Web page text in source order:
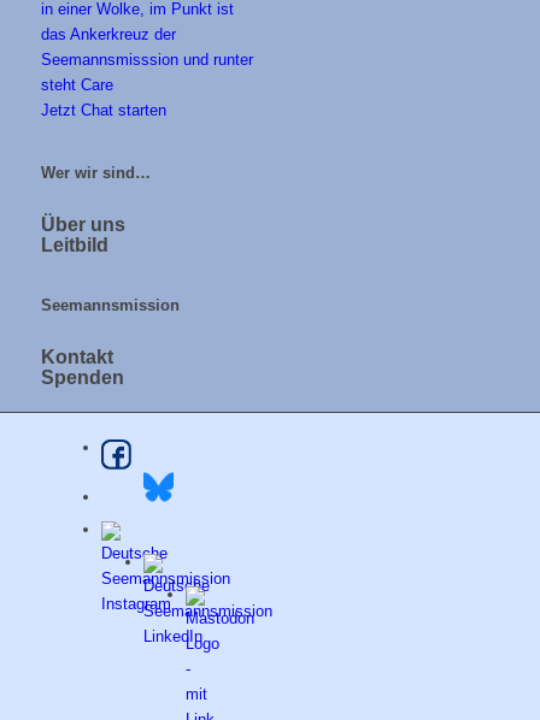
Jetzt Chat starten
Wer wir sind…
Über uns
Leitbild
Seemannsmission
Kontakt
Spenden